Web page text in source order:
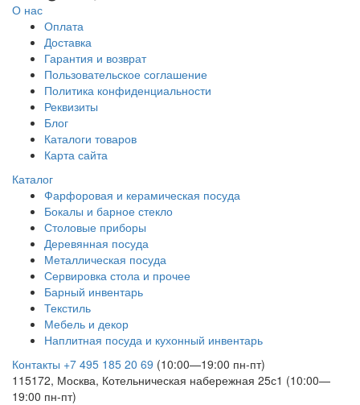
О нас
Оплата
Доставка
Гарантия и возврат
Пользовательское соглашение
Политика конфиденциальности
Реквизиты
Блог
Каталоги товаров
Карта сайта
Каталог
Фарфоровая и керамическая посуда
Бокалы и барное стекло
Столовые приборы
Деревянная посуда
Металлическая посуда
Сервировка стола и прочее
Барный инвентарь
Текстиль
Мебель и декор
Наплитная посуда и кухонный инвентарь
Контакты +7 495 185 20 69 (10:00—19:00 пн-пт)
115172, Москва, Котельническая набережная 25с1 (10:00—
19:00 пн-пт)